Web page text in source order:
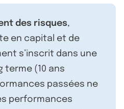
des risques,
en capital et de
s’inscrit dans une
terme (10 ans
passées ne
performances